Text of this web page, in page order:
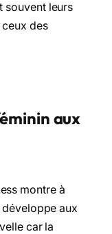
souvent leurs
des
aux
montre à
aux
car la